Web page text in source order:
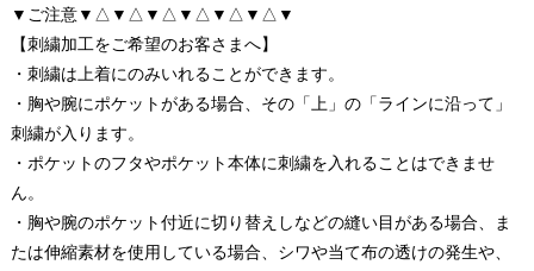
▼ご注意▼△▼△▼△▼△▼△▼△▼
【刺繍加工をご希望のお客さまへ】
・刺繍は上着にのみいれることができます。
・胸や腕にポケットがある場合、その「上」の「ラインに沿って」
刺繍が入ります。
・ポケットのフタやポケット本体に刺繍を入れることはできませ
ん。
・胸や腕のポケット付近に切り替えしなどの縫い目がある場合、ま
たは伸縮素材を使用している場合、シワや当て布の透けの発生や、